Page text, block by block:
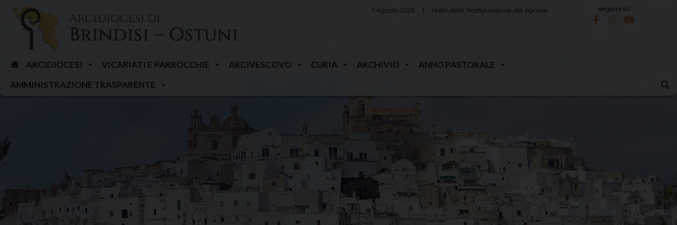
Skip
content
7 Agosto 2026 Festa della Trasfigurazione del Signore seguici su
ARCIDIOCESI VICARIATI E PARROCCHIE ARCIVESCOVO CURIA ARCHIVIO
ANNO PASTORALE
AMMINISTRAZIONE TRASPARENTE